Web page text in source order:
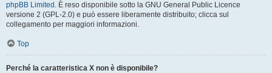
phpBB Limited . È reso disponibile sotto la GNU General Public Licence
versione 2 (GPL-2.0) e può essere liberamente distribuito; clicca sul
collegamento per maggiori informazioni.
Top
Perché la caratteristica X non è disponibile?